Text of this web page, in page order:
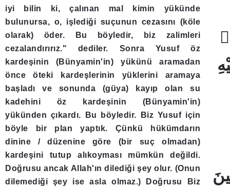
iyi bilin ki, çalınan mal kimin yükünde
bulunursa, o, işlediği suçunun cezasını (köle
olarak) öder. Bu böyledir, biz zalimleri
cezalandırırız." dediler. Sonra Yusuf öz
kardeşinin (Bünyamin'in) yükünü aramadan
önce öteki kardeşlerinin yüklerini aramaya
başladı ve sonunda (güya) kayıp olan su
kadehini öz kardeşinin (Bünyamin'in)
yükünden çıkardı. Bu böyledir. Biz Yusuf için
böyle bir plan yaptık. Çünkü hükümdarın
dinine / düzenine göre (bir suç olmadan)
kardeşini tutup alıkoyması mümkün değildi.
Doğrusu ancak Allah'ın dilediği şey olur. (Onun
dilemediği şey ise asla olmaz.) Doğrusu Biz